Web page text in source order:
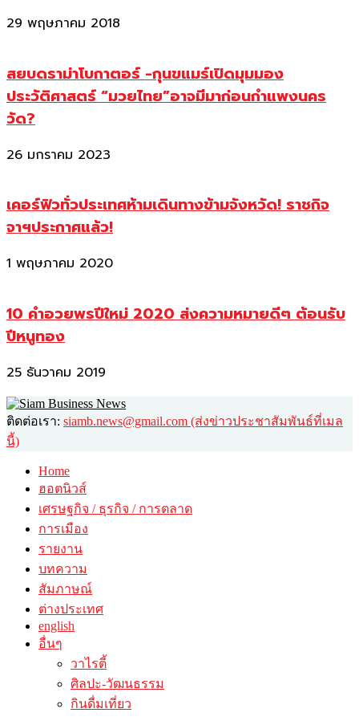
29 พฤษภาคม 2018
สยบดราม่าโบกาตอร์ -กุนขแมร์เปิดมุมมอง
ประวัติศาสตร์ “มวยไทย”อาจมีมาก่อนกำแพงนคร
วัด?
26 มกราคม 2023
เคอร์ฟิวทั่วประเทศห้ามเดินทางข้ามจังหวัด! ราชกิจ
จาฯประกาศแล้ว!
1 พฤษภาคม 2020
10 คำอวยพรปีใหม่ 2020 ส่งความหมายดีๆ ต้อนรับ
ปีหนูทอง
25 ธันวาคม 2019
ติดต่อเรา: siamb.news@gmail.com (ส่งข่าวประชาสัมพันธ์ที่เมล
นี้)
Home
ฮอตนิวส์
เศรษฐกิจ / ธุรกิจ / การตลาด
การเมือง
รายงาน
บทความ
สัมภาษณ์
ต่างประเทศ
english
อื่นๆ
วาไรตี้
ศิลปะ-วัฒนธรรม
กินดื่มเที่ยว